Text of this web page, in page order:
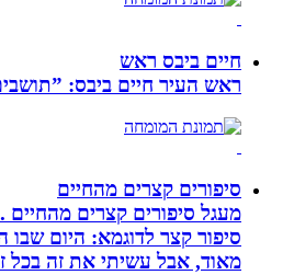
חיים ביבס ראש
ראש העיר חיים ביבס:
סיפורים קצרים מהחיים
מעגל סיפורים קצרים
סיפור קצר לדוגמא: היום
מאוד, אבל עשיתי את זה בכל